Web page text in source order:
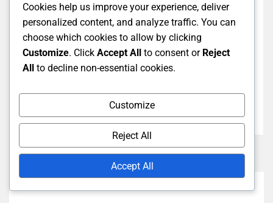
sdílením svých postřehů o nejnovějších aktualizacích
hry. S talentem na odhalování skrytých pokladů a
maximalizaci odměn provází ostatní hráče složitostmi
Battle.net Balance a Twitch Drops. Když zrovna
neútočí se svou gildou, Marissa ráda vytváří podrobné
neustále se vyvíjejícím světě WoW.
Cookies help us improve your experience, deliver
personalized content, and analyze traffic. You can
choose which cookies to allow by clicking
Customize. Click Accept All to consent or Reject
All to decline non-essential cookies.
Customize
Reject All
Accept All